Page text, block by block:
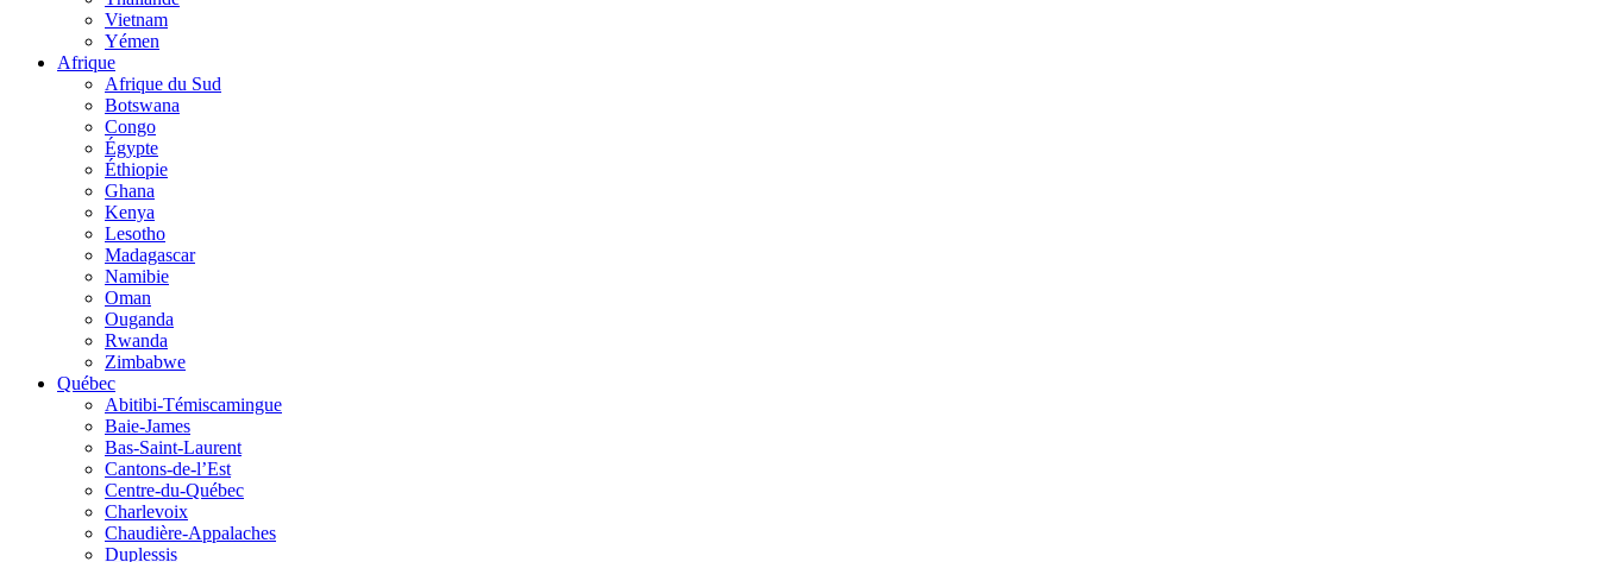
Vietnam
Yémen
Afrique
Afrique du Sud
Botswana
Congo
Égypte
Éthiopie
Ghana
Kenya
Lesotho
Madagascar
Namibie
Oman
Ouganda
Rwanda
Zimbabwe
Québec
Abitibi-Témiscamingue
Baie-James
Bas-Saint-Laurent
Cantons-de-l’Est
Centre-du-Québec
Charlevoix
Chaudière-Appalaches
Duplessis